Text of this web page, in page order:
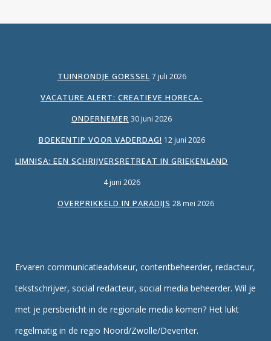
TUINRONDJE GORSSEL 7 juli 2026
VACATURE ALERT: CREATIEVE HORECA-
ONDERNEMER 30 juni 2026
BOEKENTIP VOOR VADERDAG! 12 juni 2026
LIMNISA: EEN SCHRIJVERSRETREAT IN GRIEKENLAND
4 juni 2026
OVERPRIKKELD IN PARADIJS 28 mei 2026
Ervaren communicatieadviseur, contentbeheerder, redacteur,
tekstschrijver, social redacteur, social media beheerder. Wil je
met je persbericht in de regionale media komen? Het lukt
regelmatig in de regio Noord/Zwolle/Deventer.